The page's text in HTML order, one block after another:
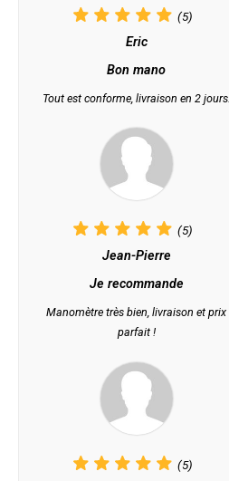
(5)
Eric
Bon mano
Tout est conforme, livraison en 2 jours.
(5)
Jean-Pierre
Je recommande
Manomètre très bien, livraison et prix
parfait !
(5)